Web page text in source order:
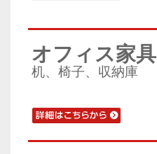
オフィス家具
机、椅子、収納庫